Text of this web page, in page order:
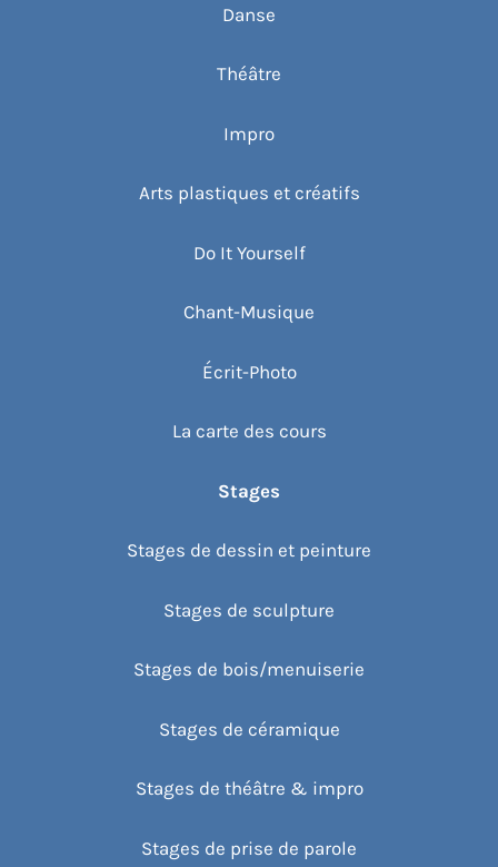
Danse
Théâtre
Impro
Arts plastiques et créatifs
Do It Yourself
Chant-Musique
Écrit-Photo
La carte des cours
Stages
Stages de dessin et peinture
Stages de sculpture
Stages de bois/menuiserie
Stages de céramique
Stages de théâtre & impro
Stages de prise de parole